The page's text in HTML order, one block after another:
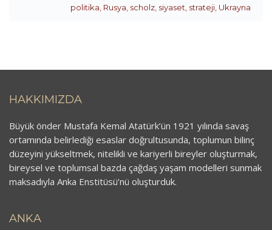
politika Rusya scholz siyaset strateji Ukrayna
HAKKIMIZDA
Büyük önder Mustafa Kemal Atatürk’ün 1921 yılında savaş
ortamında belirlediği esaslar doğrultusunda, toplumun bilinç
düzeyini yükseltmek, nitelikli ve kariyerli bireyler oluşturmak,
bireysel ve toplumsal bazda çağdaş yaşam modelleri sunmak
maksadıyla Anka Enstitüsü’nü oluşturduk.
ANKA